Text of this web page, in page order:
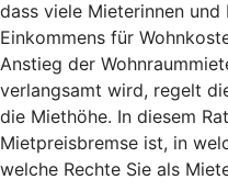
dass viele Mieterinnen
Einkommens für
Anstieg der
verlangsamt wird, regelt
die Miethöhe. In diesem
Mietpreisbremse ist, in
welche Rechte Sie als